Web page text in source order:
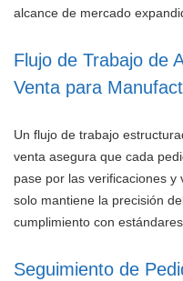
alcance de mercado
Flujo de Trabajo de
Venta para
Un flujo de trabajo
venta asegura que cada
pase por las verificaciones y
solo mantiene la precisión
cumplimiento con
Seguimiento de